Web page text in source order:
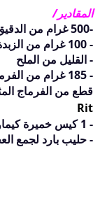
المقادير/
-500 غرام من الدقيق
- 100 غرام من الزبدة المذابة
- القليل من الملح
قطع من الفرماج
Rit
- 1 كيس خميرة كيماوية
- حليب بارد لجمع